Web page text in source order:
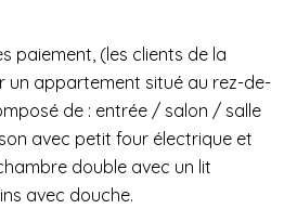
paiement, (les clients de la
un appartement situé au rez-de-
de : entrée / salon / salle
avec petit four électrique et
double avec un lit
avec douche.